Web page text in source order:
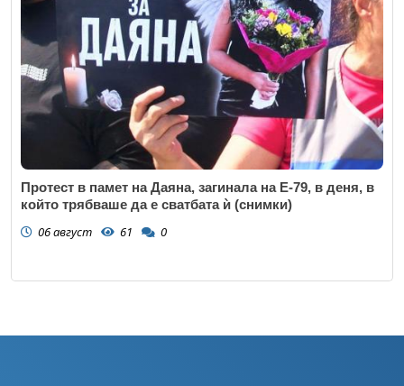
Протест в памет на Даяна, загинала на Е-79, в деня, в
който трябваше да е сватбата ѝ (снимки)
06 август 61 0